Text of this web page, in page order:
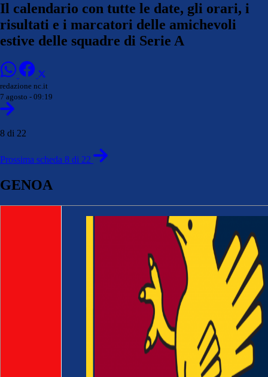
Il calendario con tutte le date, gli orari, i
risultati e i marcatori delle amichevoli
estive delle squadre di Serie A
redazione nc.it
7 agosto - 09:19
8 di 22
Prossima scheda 8 di 22
GENOA